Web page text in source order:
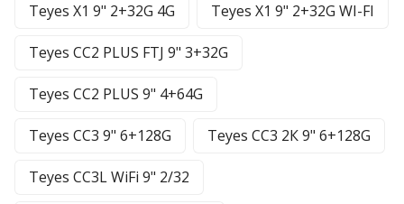
Teyes X1 9" 2+32G 4G Teyes X1 9" 2+32G WI-FI
Teyes CC2 PLUS FTJ 9" 3+32G
Teyes CC2 PLUS 9" 4+64G
Teyes CC3 9" 6+128G Teyes CC3 2К 9" 6+128G
Teyes CC3L WiFi 9" 2/32